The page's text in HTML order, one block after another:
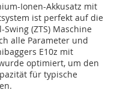
Ionen-Akkusatz mit
ist perfekt auf die
(ZTS) Maschine
alle Parameter und
E10z mit
optimiert, um den
für typische